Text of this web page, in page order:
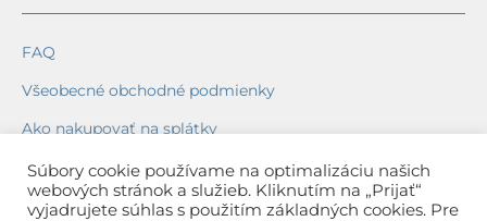
FAQ
Všeobecné obchodné podmienky
Ako nakupovať na splátky
Ochrana osobných údajov
Reklamačný poriadok
Súbory cookie používame na optimalizáciu našich
webových stránok a služieb. Kliknutím na „Prijať“
vyjadrujete súhlas s použitím základných cookies. Pre